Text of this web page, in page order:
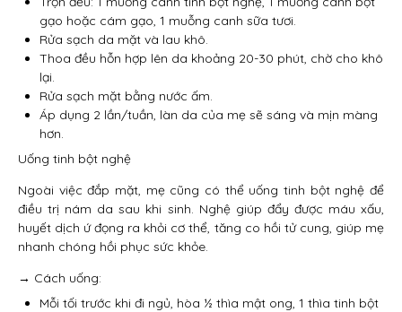
gạo hoặc cám gạo, 1 muỗng canh sữa tươi.
Rửa sạch da mặt và lau khô.
Thoa đều hỗn hợp lên da khoảng 20-30 phút, chờ cho khô
lại.
Rửa sạch mặt bằng nước ấm.
Áp dụng 2 lần/tuần, làn da của mẹ sẽ sáng và mịn màng
hơn.
Uống tinh bột nghệ
Ngoài việc đắp mặt, mẹ cũng có thể uống tinh bột nghệ để
điều trị nám da sau khi sinh. Nghệ giúp đẩy được máu xấu,
huyết dịch ứ đọng ra khỏi cơ thể, tăng co hồi tử cung, giúp mẹ
nhanh chóng hồi phục sức khỏe.
→ Cách uống:
Mỗi tối trước khi đi ngủ, hòa ½ thìa mật ong, 1 thìa tinh bột